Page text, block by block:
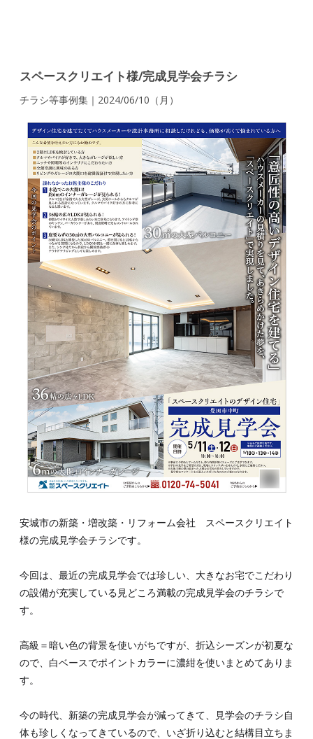
スペースクリエイト様/完成見学会チラシ
チラシ等事例集｜2024/06/10（月）
安城市の新築・増改築・リフォーム会社 スペースクリエイト
様の完成見学会チラシです。
今回は、最近の完成見学会では珍しい、大きなお宅でこだわり
の設備が充実している見どころ満載の完成見学会のチラシで
す。
高級＝暗い色の背景を使いがちですが、折込シーズンが初夏な
ので、白ベースでポイントカラーに濃紺を使いまとめてありま
す。
今の時代、新築の完成見学会が減ってきて、見学会のチラシ自
体も珍しくなってきているので、いざ折り込むと結構目立ちま